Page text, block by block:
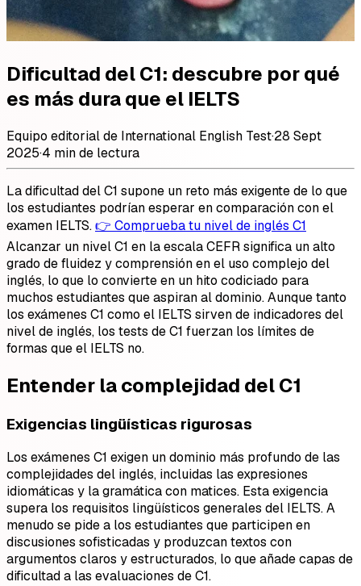
Dificultad del C1: descubre por qué
es más dura que el IELTS
Equipo editorial de International English Test·28 Sept
2025·4 min de lectura
La dificultad del C1 supone un reto más exigente de lo que
los estudiantes podrían esperar en comparación con el
examen IELTS.👉 Comprueba tu nivel de inglés C1
Alcanzar un nivel C1 en la escala CEFR significa un alto
grado de fluidez y comprensión en el uso complejo del
inglés, lo que lo convierte en un hito codiciado para
muchos estudiantes que aspiran al dominio. Aunque tanto
los exámenes C1 como el IELTS sirven de indicadores del
nivel de inglés, los tests de C1 fuerzan los límites de
formas que el IELTS no.
Entender la complejidad del C1
Exigencias lingüísticas rigurosas
Los exámenes C1 exigen un dominio más profundo de las
complejidades del inglés, incluidas las expresiones
idiomáticas y la gramática con matices. Esta exigencia
supera los requisitos lingüísticos generales del IELTS. A
menudo se pide a los estudiantes que participen en
discusiones sofisticadas y produzcan textos con
argumentos claros y estructurados, lo que añade capas de
dificultad a las evaluaciones de C1.